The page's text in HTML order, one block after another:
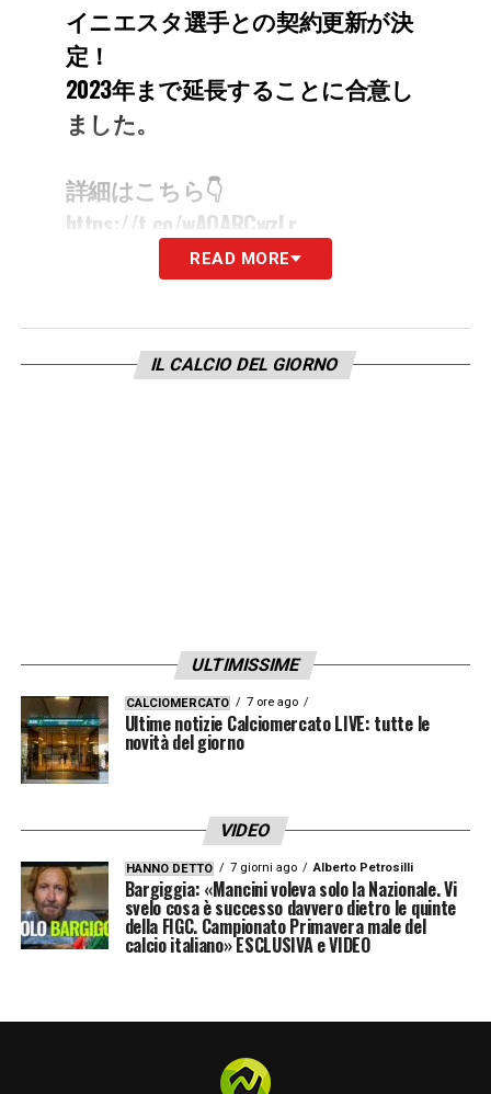
イニエスタ選手との契約更新が決
定！
2023年まで延長することに合意し
ました。
詳細はこちら👇
https://t.co/wAOARCwzLr
Andres Iniesta has extended his
contract until 2023!@andresiniesta8
ha extendido su contrato hasta
READ MORE
IL CALCIO DEL GIORNO
ULTIMISSIME
CALCIOMERCATO 7 ore ago
Ultime notizie Calciomercato LIVE: tutte le
novità del giorno
VIDEO
HANNO DETTO 7 giorni ago Alberto Petrosilli
Bargiggia: «Mancini voleva solo la Nazionale. Vi
svelo cosa è successo davvero dietro le quinte
della FIGC. Campionato Primavera male del
calcio italiano» ESCLUSIVA e VIDEO